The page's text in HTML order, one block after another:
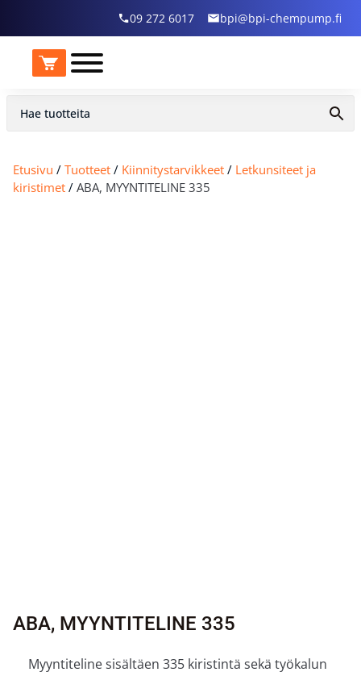
09 272 6017 bpi@bpi-chempump.fi
Etusivu / Tuotteet / Kiinnitystarvikkeet / Letkunsiteet ja
kiristimet / ABA, MYYNTITELINE 335
ABA, MYYNTITELINE 335
Myyntiteline sisältäen 335 kiristintä sekä työkalun